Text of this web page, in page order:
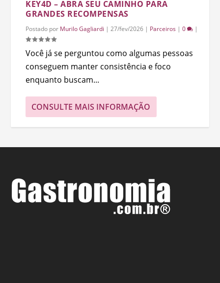
KEY4D – ABRA SEU CAMINHO PARA
GRANDES RECOMPENSAS
Postado por Murilo Gagliardi |27/fev/2026 | Parceiros |0 |
Você já se perguntou como algumas pessoas
conseguem manter consistência e foco
enquanto buscam...
CONSULTE MAIS INFORMAÇÃO